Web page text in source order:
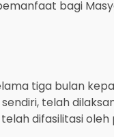
bagi
tiga bulan
telah
difasilitasi oleh